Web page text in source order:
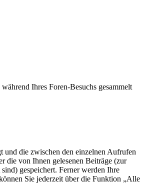
Ihres Foren-Besuchs gesammelt
und die zwischen den einzelnen Aufrufen
die von Ihnen gelesenen Beiträge (zur
gespeichert. Ferner werden Ihre
Sie jederzeit über die Funktion „Alle